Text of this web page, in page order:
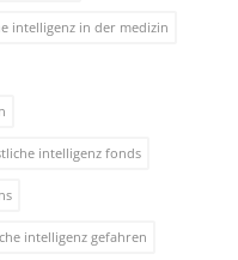
intelligenz in der medizin
intelligenz fonds
intelligenz gefahren